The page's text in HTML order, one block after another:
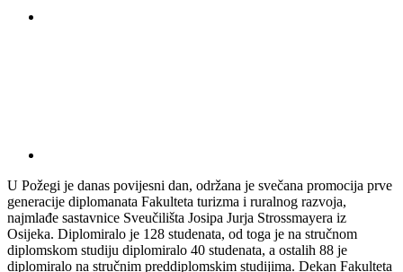
U Požegi je danas povijesni dan, održana je svečana promocija prve
generacije diplomanata Fakulteta turizma i ruralnog razvoja,
najmlađe sastavnice Sveučilišta Josipa Jurja Strossmayera iz
Osijeka. Diplomiralo je 128 studenata, od toga je na stručnom
diplomskom studiju diplomiralo 40 studenata, a ostalih 88 je
diplomiralo na stručnim preddiplomskim studijima. Dekan Fakulteta